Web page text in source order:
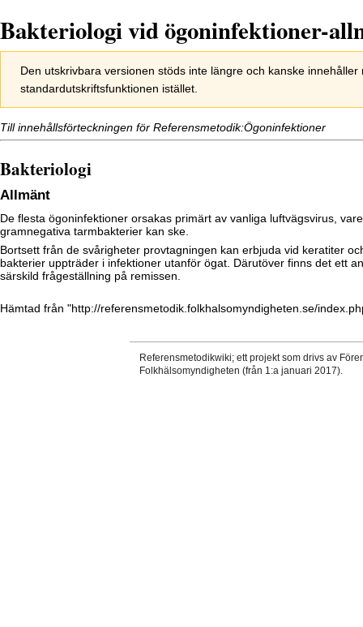
Bakteriologi vid ögoninfektioner-
navigering
Den utskrivbara versionen stöds inte längre och kanske
standardutskriftsfunktionen istället.
Till innehållsförteckningen för Referensmetodik:Ögoninfektioner
Bakteriologi
Allmänt
De flesta ögoninfektioner orsakas primärt av vanliga luftvägsvirus,
gramnegativa tarmbakterier kan ske.
Bortsett från de svårigheter provtagningen kan erbjuda vid keratiter
bakterier uppträder i infektioner utanför ögat. Därutöver finns det ett
särskild frågeställning på remissen.
Hämtad från "http://referensmetodik.folkhalsomyndigheten.se/
Referensmetodikwiki; ett projekt som drivs av
Folkhälsomyndigheten (från 1:a januari 2017).